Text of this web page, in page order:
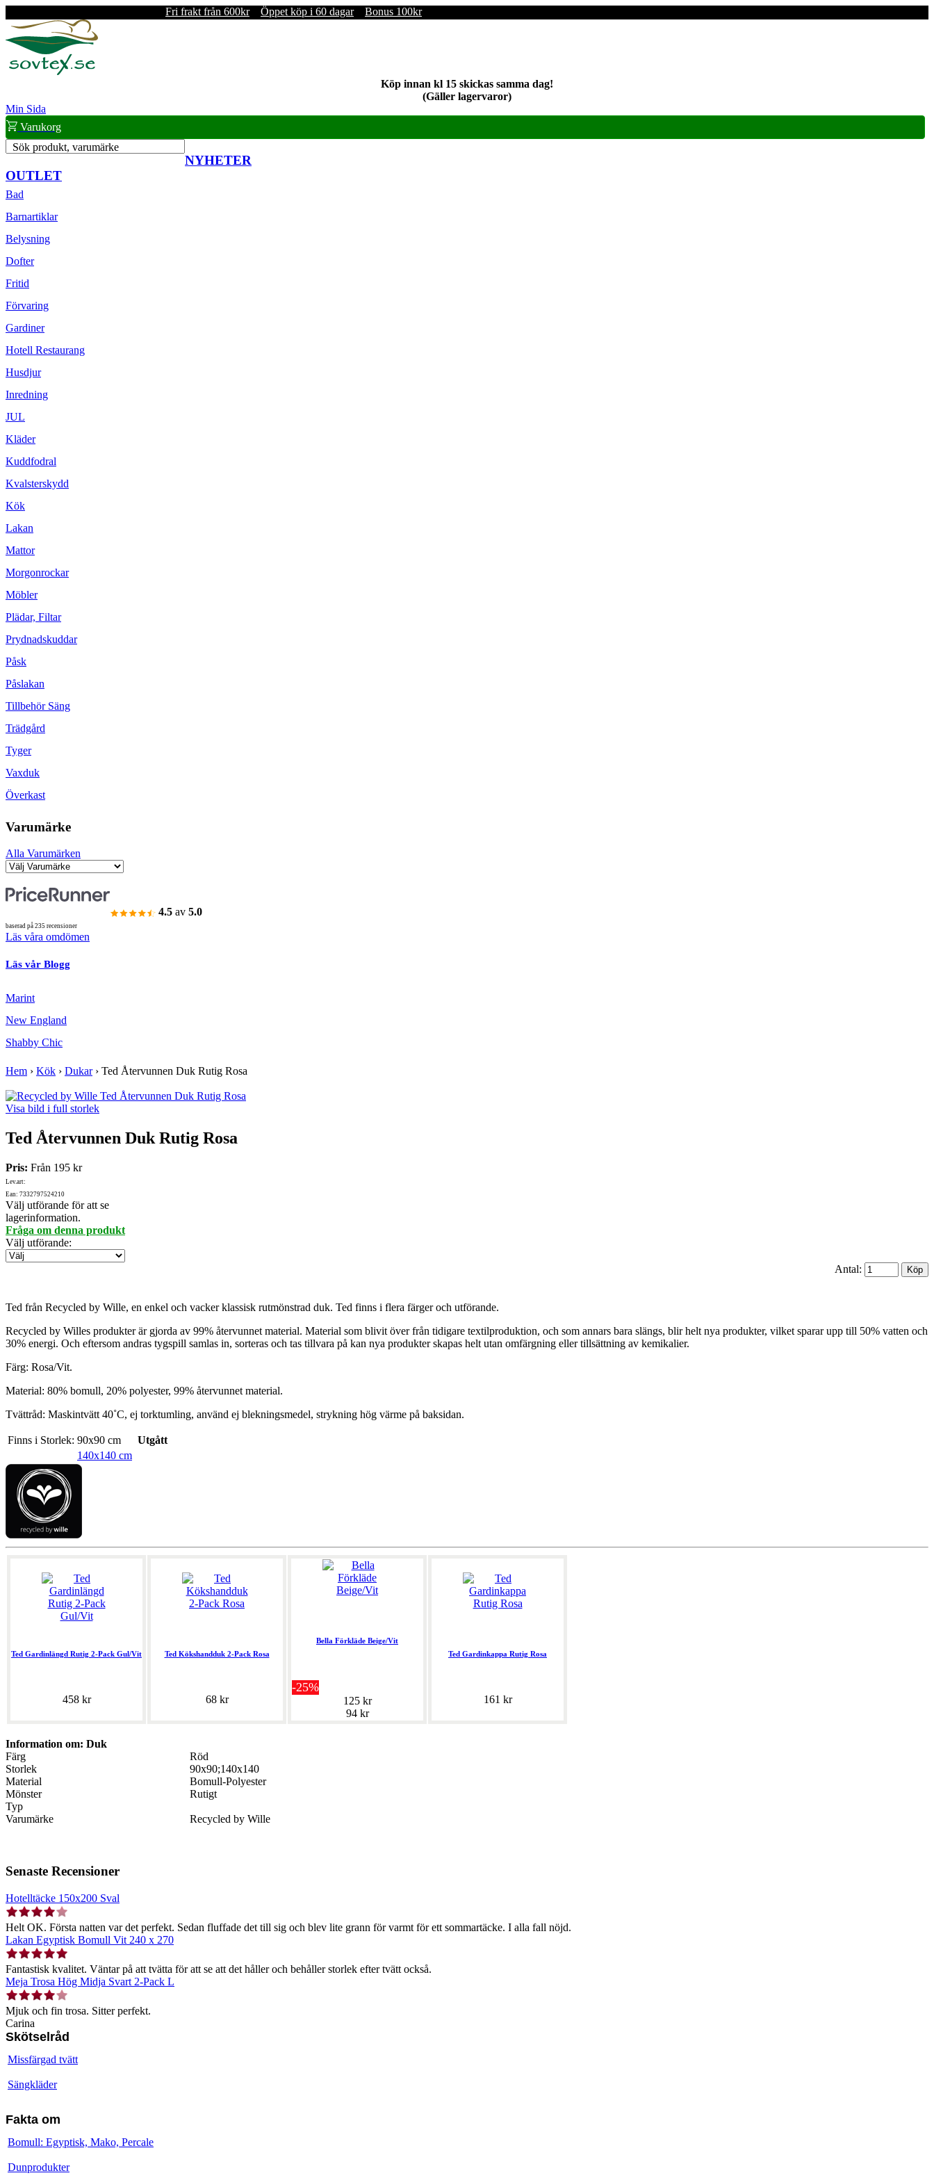
Fri frakt från 600kr Öppet köp i 60 dagar Bonus 100kr
Köp innan kl 15 skickas samma dag!
(Gäller lagervaror)
Min Sida
Varukorg
Sök produkt, varumärke
NYHETER
OUTLET
Bad
Barnartiklar
Belysning
Dofter
Fritid
Förvaring
Gardiner
Hotell Restaurang
Husdjur
Inredning
JUL
Kläder
Kuddfodral
Kvalsterskydd
Kök
Lakan
Mattor
Morgonrockar
Möbler
Plädar, Filtar
Prydnadskuddar
Påsk
Påslakan
Tillbehör Säng
Trädgård
Tyger
Vaxduk
Överkast
Varumärke
Alla Varumärken
4.5 av 5.0
baserad på 235 recensioner
Läs våra omdömen
Läs vår Blogg
Marint
New England
Shabby Chic
Hem › Kök › Dukar› Ted Återvunnen Duk Rutig Rosa
Visa bild i full storlek
Ted Återvunnen Duk Rutig Rosa
Pris: Från 195 kr
Lev.art:
Ean: 7332797524210
Välj utförande för att se
lagerinformation.
Fråga om denna produkt
Välj utförande:
Antal:
Ted från Recycled by Wille, en enkel och vacker klassisk rutmönstrad duk. Ted finns i flera färger och utförande.
Recycled by Willes produkter är gjorda av 99% återvunnet material. Material som blivit över från tidigare textilproduktion, och som annars bara slängs, blir helt nya produkter, vilket sparar upp till 50% vatten och
30% energi. Och eftersom andras tygspill samlas in, sorteras och tas tillvara på kan nya produkter skapas helt utan omfärgning eller tillsättning av kemikalier.
Färg: Rosa/Vit.
Material: 80% bomull, 20% polyester, 99% återvunnet material.
Tvättråd: Maskintvätt 40˚C, ej torktumling, använd ej blekningsmedel, strykning hög värme på baksidan.
Finns i Storlek: 90x90 cm
Utgått
140x140 cm
Ted Gardinlängd Rutig 2-Pack Gul/Vit
458 kr
Ted Kökshandduk 2-Pack Rosa
68 kr
Bella Förkläde Beige/Vit
-25%
125 kr
94 kr
Ted Gardinkappa Rutig Rosa
161 kr
Information om: Duk
Färg
Röd
Storlek
90x90;140x140
Material
Bomull-Polyester
Mönster
Rutigt
Typ
Varumärke
Recycled by Wille
Senaste Recensioner
Hotelltäcke 150x200 Sval
Helt OK. Första natten var det perfekt. Sedan fluffade det till sig och blev lite grann för varmt för ett sommartäcke. I alla fall nöjd.
Lakan Egyptisk Bomull Vit 240 x 270
Fantastisk kvalitet. Väntar på att tvätta för att se att det håller och behåller storlek efter tvätt också.
Meja Trosa Hög Midja Svart 2-Pack L
Mjuk och fin trosa. Sitter perfekt.
Carina
Skötselråd
Missfärgad tvätt
Sängkläder
Fakta om
Bomull: Egyptisk, Mako, Percale
Dunprodukter